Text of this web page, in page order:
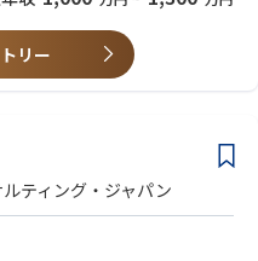
ってきたメンバーなどが多く在籍
している生成AIを活用したプロダ
待されるAIスタートアップ」に選
に携われる
析部門で、事業価値に直結する
取り組める
ていける機会がここにはありま
出プロジェクトの全体進捗管理
プロジェクトの実務（必要に応
リー
ティング・ジャパン